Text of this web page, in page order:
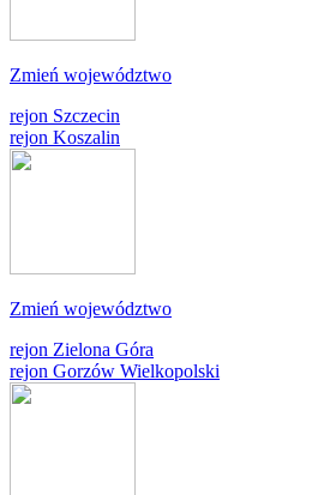
Zmień województwo
rejon Szczecin
rejon Koszalin
Zmień województwo
rejon Zielona Góra
rejon Gorzów Wielkopolski